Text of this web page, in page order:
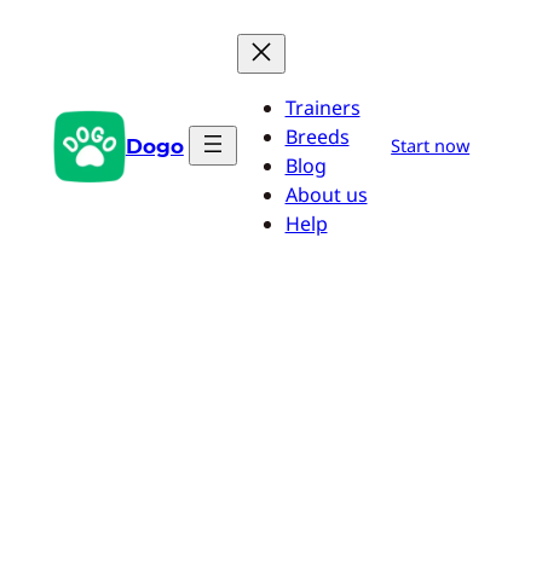
Dogo
Trainers
Breeds
Blog
About us
Help
Start now